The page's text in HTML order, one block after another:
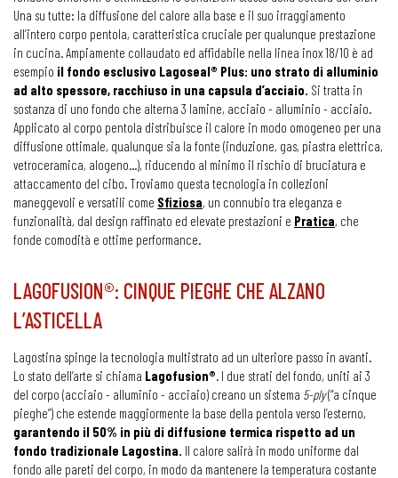
Una su tutte: la diffusione del calore alla base e il suo irraggiamento
all’intero corpo pentola, caratteristica cruciale per qualunque prestazione
in cucina. Ampiamente collaudato ed affidabile nella linea inox 18/10 è ad
esempio il fondo esclusivo Lagoseal® Plus: uno strato di alluminio
ad alto spessore, racchiuso in una capsula d’acciaio. Si tratta in
sostanza di uno fondo che alterna 3 lamine, acciaio - alluminio - acciaio.
Applicato al corpo pentola distribuisce il calore in modo omogeneo per una
diffusione ottimale, qualunque sia la fonte (induzione, gas, piastra elettrica,
vetroceramica, alogeno…), riducendo al minimo il rischio di bruciatura e
attaccamento del cibo. Troviamo questa tecnologia in collezioni
maneggevoli e versatili come Sfiziosa, un connubio tra eleganza e
funzionalità, dal design raffinato ed elevate prestazioni e Pratica, che
fonde comodità e ottime performance.
LAGOFUSION®: CINQUE PIEGHE CHE ALZANO
L’ASTICELLA
Lagostina spinge la tecnologia multistrato ad un ulteriore passo in avanti.
Lo stato dell’arte si chiama Lagofusion®. I due strati del fondo, uniti ai 3
del corpo (acciaio - alluminio - acciaio) creano un sistema 5-ply(“a cinque
pieghe”) che estende maggiormente la base della pentola verso l’esterno,
garantendo il 50% in più di diffusione termica rispetto ad un
fondo tradizionale Lagostina. Il calore salirà in modo uniforme dal
fondo alle pareti del corpo, in modo da mantenere la temperatura costante